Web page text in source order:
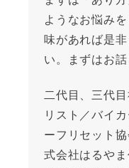
ようなお悩み
味があれば是
い。まずはお話
二代目、三代
リスト／バイ
ーフリセット
式会社はるや